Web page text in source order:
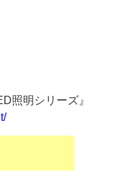
照明シリーズ』